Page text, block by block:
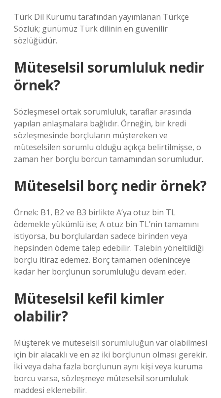
Türk Dil Kurumu tarafından yayımlanan Türkçe
Sözlük; günümüz Türk dilinin en güvenilir
sözlüğüdür.
Müteselsil sorumluluk nedir
örnek?
Sözleşmesel ortak sorumluluk, taraflar arasında
yapılan anlaşmalara bağlıdır. Örneğin, bir kredi
sözleşmesinde borçluların müştereken ve
müteselsilen sorumlu olduğu açıkça belirtilmişse, o
zaman her borçlu borcun tamamından sorumludur.
Müteselsil borç nedir örnek?
Örnek: B1, B2 ve B3 birlikte A’ya otuz bin TL
ödemekle yükümlü ise; A otuz bin TL’nin tamamını
istiyorsa, bu borçlulardan sadece birinden veya
hepsinden ödeme talep edebilir. Talebin yöneltildiği
borçlu itiraz edemez. Borç tamamen ödeninceye
kadar her borçlunun sorumluluğu devam eder.
Müteselsil kefil kimler
olabilir?
Müşterek ve müteselsil sorumluluğun var olabilmesi
için bir alacaklı ve en az iki borçlunun olması gerekir.
İki veya daha fazla borçlunun aynı kişi veya kuruma
borcu varsa, sözleşmeye müteselsil sorumluluk
maddesi eklenebilir.